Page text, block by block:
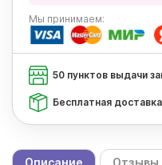
Мы принимаем:
50 пунктов выдачи
Бесплатная доставка